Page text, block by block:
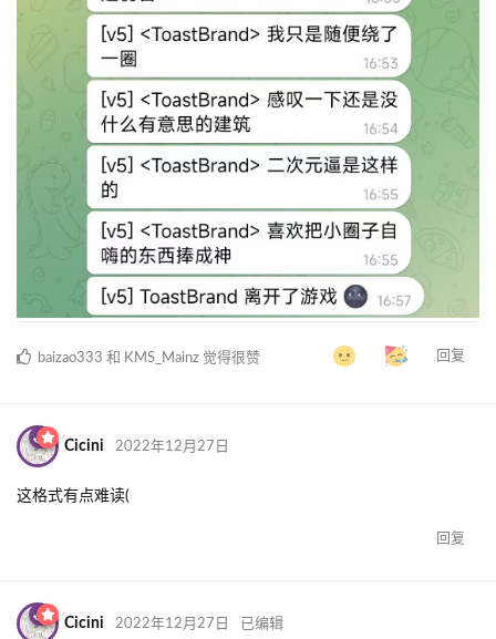
回复
baizao333 和 KMS_Mainz 觉得很赞
Cicini 2022年12月27日
这格式有点难读(
回复
Cicini 2022年12月27日 已编辑